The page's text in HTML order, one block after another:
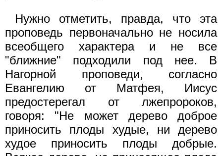
Нужно отметить, правда, что эта
проповедь первоначально не носила
всеобщего характера и не все
"ближние" подходили под нее. В
Нагорной проповеди, согласно
Евангелию от Матфея, Иисус
предостерегал от лжепророков,
говоря: "Не может дерево доброе
приносить плоды худые, ни дерево
худое приносить плоды добрые.